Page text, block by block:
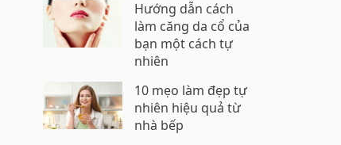
Hướng dẫn cách
làm căng da cổ của
bạn một cách tự
nhiên
10 mẹo làm đẹp tự
nhiên hiệu quả từ
nhà bếp